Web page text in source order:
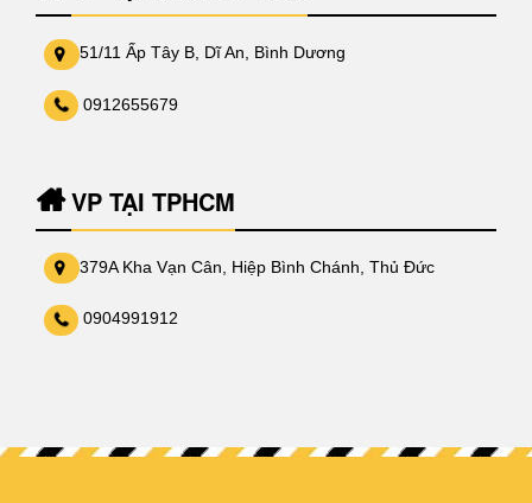
51/11 Ấp Tây B, Dĩ An, Bình Dương
0912655679
VP TẠI TPHCM
379A Kha Vạn Cân, Hiệp Bình Chánh, Thủ Đức
0904991912